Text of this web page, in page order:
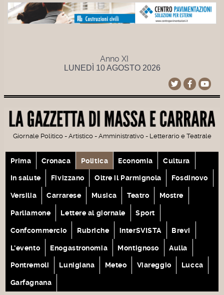
Anno XI
LUNEDÌ 10 AGOSTO 2026
Giornale Politico - Artistico - Amministrativo - Letterario e Teatrale
Prima Cronaca Politica Economia Cultura
In salute Fivizzano Oltre il Parmignola Fosdinovo
Versilia Carrarese Musica Teatro Mostre
Parliamone Lettere al giornale Sport
Confcommercio Rubriche interSVISTA Brevi
L'evento Enogastronomia Montignoso Aulla
Pontremoli Lunigiana Meteo Viareggio Lucca
Garfagnana